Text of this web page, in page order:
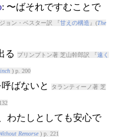
: 〜ばそれですむことで
ョン・ベスター訳 『甘えの構造 』(The
る プリンプトン著 芝山幹郎訳 『遠く
) p. 200
ばないと タランティーノ著 芝
わたしとしても安心で
Remorse) p. 221